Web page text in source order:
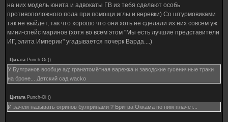
на них модель юнита и адвокаты ГВ из тебя сделают особь
противоположного пола при помощи иглы и веревки) Со штурмовиками
так не выйдет, так что хорошо что они хоть не сделали из них совсем уж
мини-спейс маринов (хотя во всем этом "Мы есть лучшие представители
ИГ, элита Империи" угадывается почерк Варда....)
Цитата Punch-Oi ()
У Булгринов вообще ад: гранатомётная варежка и заводские гусеничные траки
на броне... Детский сад wacko
Цитата Punch-Oi ()
И зачем называть огринов булгринами ? Бритва Оккама по ним плачет...